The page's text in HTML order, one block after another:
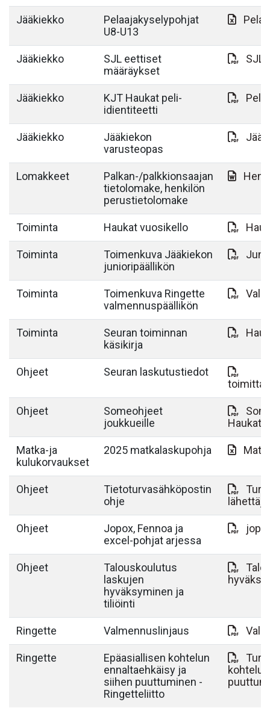
Jääkiekko
Pelaajakyselypohjat
U8-U13
Jääkiekko
SJL eettiset
määräykset
SJL
Jääkiekko
KJT Haukat peli-
idientiteetti
Jääkiekko
Jääkiekon
varusteopas
Lomakkeet
Palkan-/palkkionsaajan
tietolomake, henkilön
perustietolomake
Toiminta Haukat vuosikello
Toiminta
Toimenkuva Jääkiekon
junioripäällikön
Toiminta
Toimenkuva Ringette
valmennuspäällikön
Toiminta
Seuran toiminnan
käsikirja
Ohjeet
Seuran laskutustiedot
Ohjeet
Someohjeet
joukkueille
Matka-ja
kulukorvaukset
2025 matkalaskupohja
Ohjeet
Tietoturvasähköpostin
ohje
Ohjeet
Jopox, Fennoa ja
excel-pohjat arjessa
Ohjeet
Talouskoulutus
laskujen
hyväksyminen ja
tiliöinti
Ringette Valmennuslinjaus
Ringette
Epäasiallisen kohtelun
ennaltaehkäisy ja
siihen puuttuminen -
Ringetteliitto